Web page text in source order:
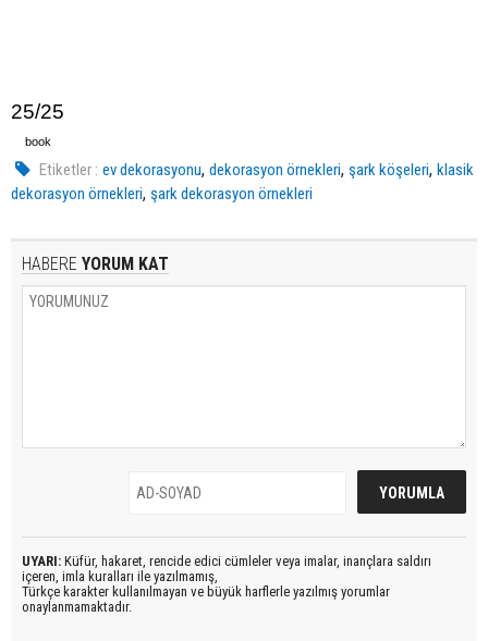
25/25
book
Etiketler : ev dekorasyonu,dekorasyon örnekleri,şark köşeleri,klasik
dekorasyon örnekleri, şark dekorasyon örnekleri
HABERE YORUM KAT
UYARI: Küfür, hakaret, rencide edici cümleler veya imalar, inançlara saldırı
içeren, imla kuralları ile yazılmamış,
Türkçe karakter kullanılmayan ve büyük harflerle yazılmış yorumlar
onaylanmamaktadır.